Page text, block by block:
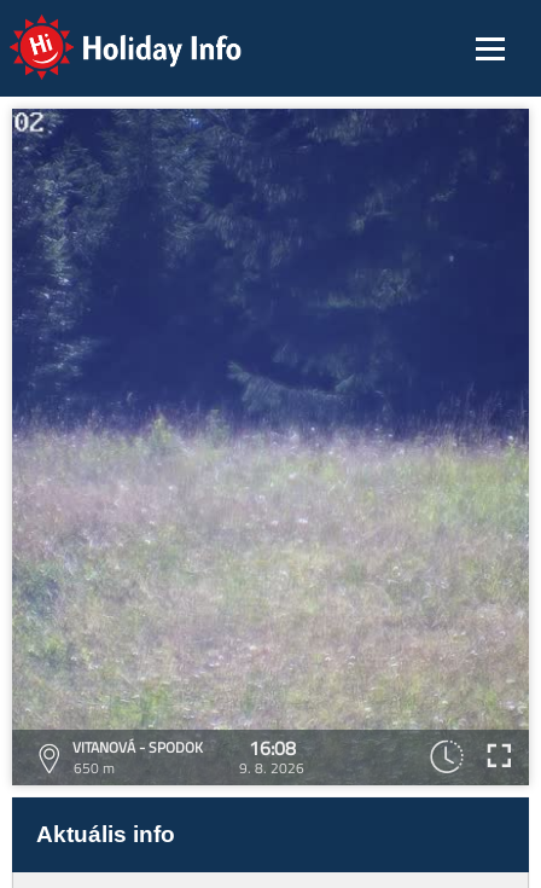
Holiday Info
VITANOVÁ - SPODOK
650 m
16:08
9. 8. 2026
Aktuális info